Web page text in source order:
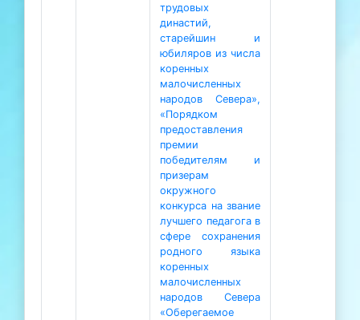
трудовых
династий,
старейшин и
юбиляров из числа
коренных
малочисленных
народов Севера»,
«Порядком
предоставления
премии
победителям и
призерам
окружного
конкурса на звание
лучшего педагога в
сфере сохранения
родного языка
коренных
малочисленных
народов Севера
«Оберегаемое